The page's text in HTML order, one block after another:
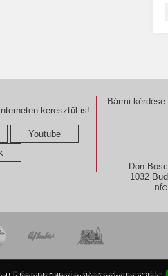
keresztül is!
Youtube
Bármi
Don
1032